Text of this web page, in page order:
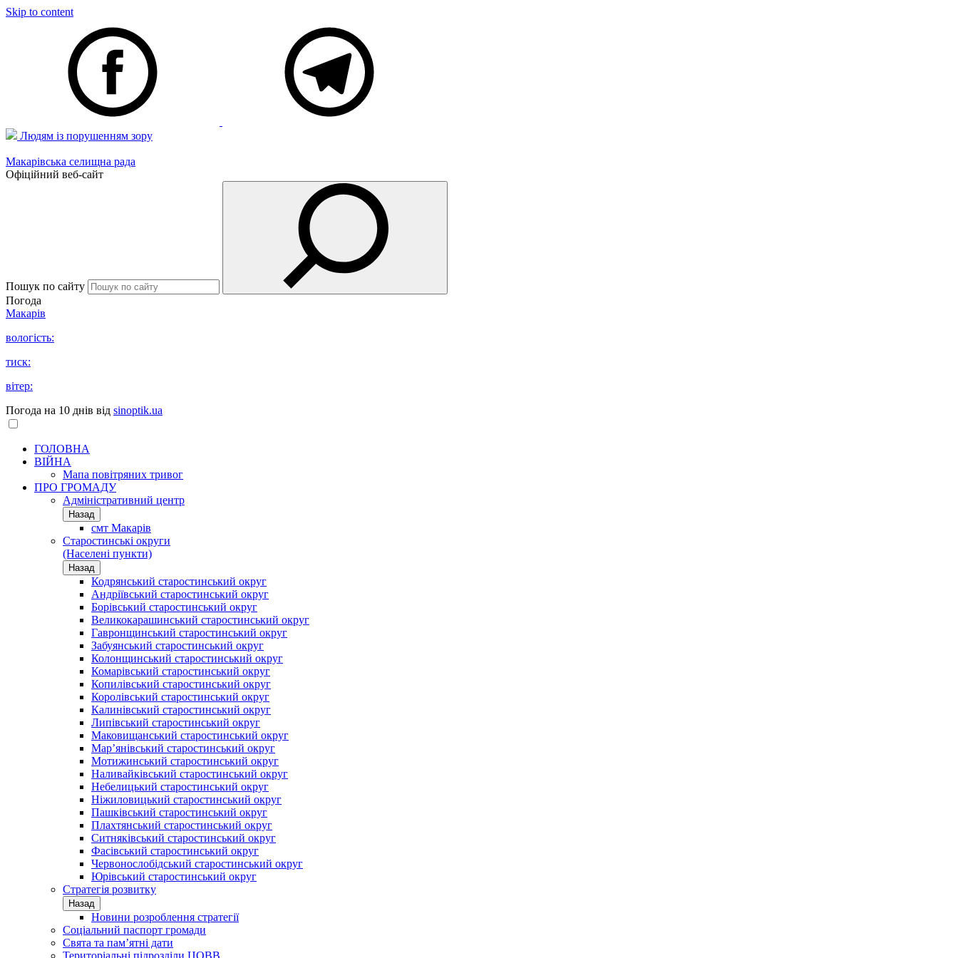
Skip to content
Людям із порушенням зору
Макарівська селищна рада
Офіційний веб-сайт
Пошук по сайту
Погода
Макарів
вологість:
тиск:
вітер:
Погода на 10 днів від sinoptik.ua
ГОЛОВНА
ВІЙНА
Мапа повітряних тривог
ПРО ГРОМАДУ
Aдміністративний центр
Назад
смт Макарів
Старостинські округи
(Населені пункти)
Назад
Кодрянський старостинський округ
Андріївський старостинський округ
Борівський старостинський округ
Великокарашинський старостинський округ
Гавронщинський старостинський округ
Забуянський старостинський округ
Колонщинський старостинський округ
Комарівський старостинський округ
Копилівський старостинський округ
Королівський старостинський округ
Калинівський старостинський округ
Липівський старостинський округ
Маковищанський старостинський округ
Мар’янівський старостинський округ
Мотижинський старостинський округ
Наливайківський старостинський округ
Небелицький старостинський округ
Ніжиловицький старостинський округ
Пашківський старостинський округ
Плахтянський старостинський округ
Ситняківський старостинський округ
Фасівський старостинський округ
Червонослобідський старостинський округ
Юрівський старостинський округ
Стратегія розвитку
Назад
Новини розроблення стратегії
Соціальний паспорт громади
Свята та пам’ятні дати
Територіальні підрозділи ЦОВВ